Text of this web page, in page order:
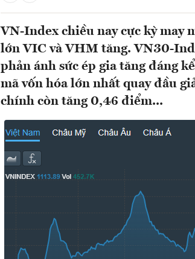
VN-Index chiều nay cực kỳ may
lớn VIC và VHM tăng. VN30-
phản ánh sức ép gia tăng đáng
mã vốn hóa lớn nhất quay đầu
chính còn tăng 0,46 điểm...